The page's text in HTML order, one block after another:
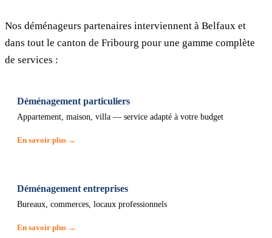
Nos déménageurs partenaires interviennent à Belfaux et
dans tout le canton de Fribourg pour une gamme complète
de services :
Déménagement particuliers
Appartement, maison, villa — service adapté à votre budget
En savoir plus →
Déménagement entreprises
Bureaux, commerces, locaux professionnels
En savoir plus →